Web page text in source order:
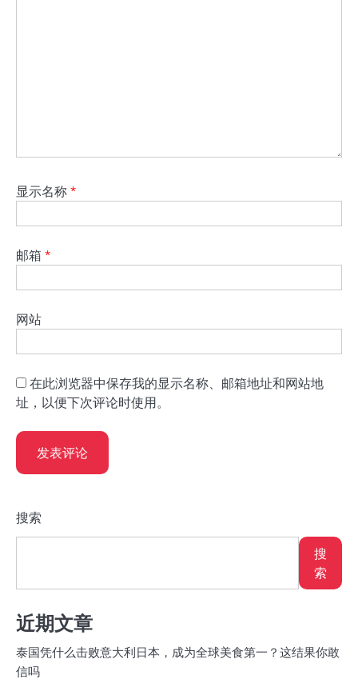
显示名称 *
邮箱 *
网站
在此浏览器中保存我的显示名称、邮箱地址和网站地
址，以便下次评论时使用。
搜索
搜
索
近期文章
泰国凭什么击败意大利日本，成为全球美食第一？这结果你敢
信吗